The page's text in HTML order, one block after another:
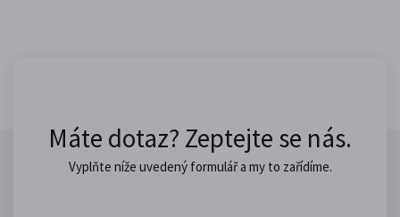
Máte dotaz? Zeptejte se nás.
Vyplňte níže uvedený formulář a my to zařídíme.